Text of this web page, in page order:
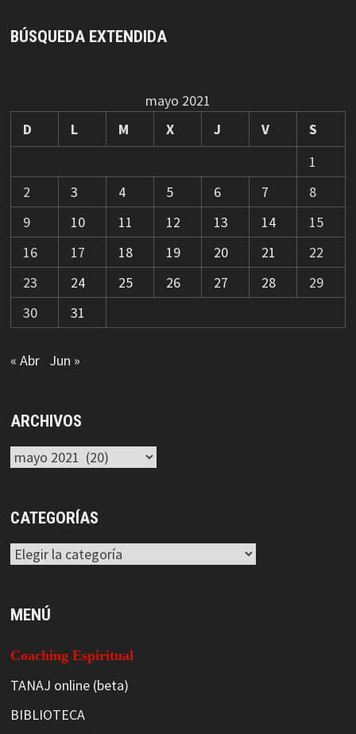
BÚSQUEDA EXTENDIDA
mayo 2021
D
L M X J V
S
1
2
3 4 5 6 7
8
9
10 11 12 13 14
15
16
17 18 19 20 21
22
23
24 25 26 27 28
29
30
31
« Abr Jun »
ARCHIVOS
Archivos
CATEGORÍAS
Categorías
MENÚ
Coaching Espiritual
TANAJ online (beta)
BIBLIOTECA